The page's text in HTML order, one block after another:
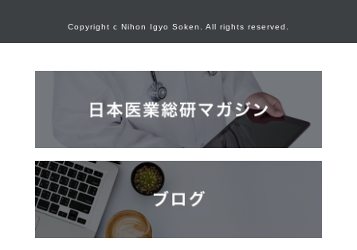
Copyright c Nihon Igyo Soken. All rights reserved.